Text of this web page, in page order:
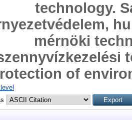
technology.
mérnöki
of